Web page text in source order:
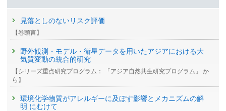
見落としのないリスク評価
【巻頭言】
野外観測・モデル・衛星データを用いたアジアにおける大
気質変動の統合的研究
【シリーズ重点研究プログラム： 「アジア自然共生研究プログラム」 か
ら】
環境化学物質がアレルギーに及ぼす影響とメカニズムの解
明 にむけて